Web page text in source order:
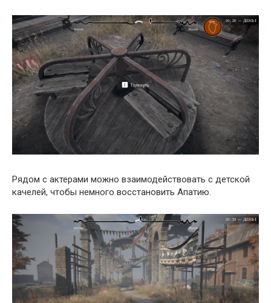
Рядом с актерами можно взаимодействовать с детской
качелей, чтобы немного восстановить Апатию.